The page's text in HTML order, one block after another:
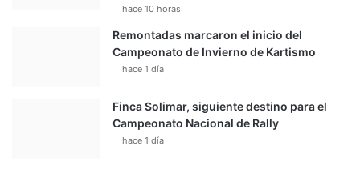
hace 10 horas
Remontadas marcaron el inicio del
Campeonato de Invierno de Kartismo
hace 1 día
Finca Solimar, siguiente destino para el
Campeonato Nacional de Rally
hace 1 día